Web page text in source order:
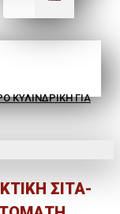
ΚΥΛΙΝΔΡΙΚΗ ΓΙΑ
ΣΙΤΑ-